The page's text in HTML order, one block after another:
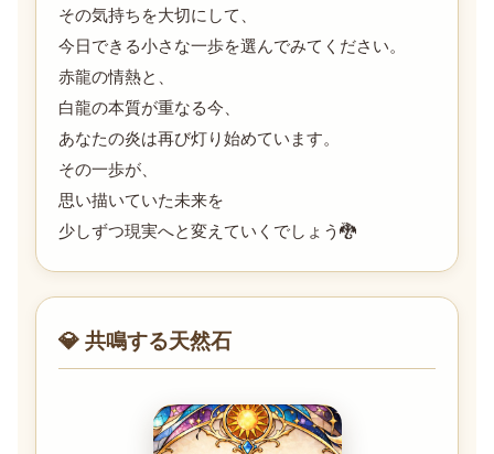
その気持ちを大切にして、
今日できる小さな一歩を選んでみてください。
赤龍の情熱と、
白龍の本質が重なる今、
あなたの炎は再び灯り始めています。
その一歩が、
思い描いていた未来を
少しずつ現実へと変えていくでしょう🐉
💎 共鳴する天然石